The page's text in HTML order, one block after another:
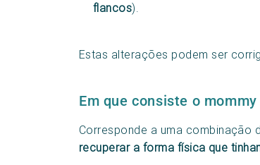
flancos).
Estas alterações podem ser
Em que consiste o
Corresponde a uma combinação
recuperar a forma física que